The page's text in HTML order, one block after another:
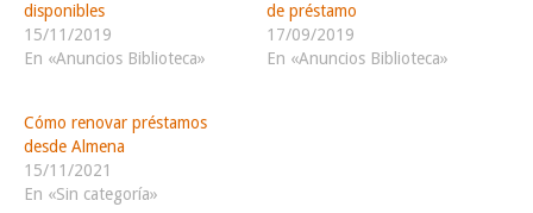
disponibles
15/11/2019
En «Anuncios Biblioteca»
de préstamo
17/09/2019
En «Anuncios Biblioteca»
Cómo renovar préstamos
desde Almena
15/11/2021
En «Sin categoría»